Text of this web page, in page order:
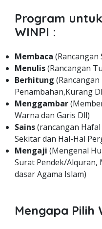
Program
WINPI :
Membaca (Rancangan
Menulis(Rancangan
Berhitung
Penambahan,Kurang
Menggambar
Warna dan Garis Dll)
Sains(rancangan
Sekitar dan Hal-Hal
Mengaji (Mengenal
Surat Pendek/Alquran,
dasar Agama Islam)
Mengapa Pilih